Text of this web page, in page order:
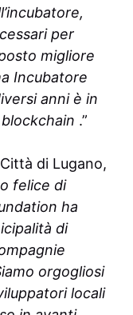
per
migliore
Incubatore
anni è in
.”
di Lugano,
felice di
ha
di
orgogliosi
locali